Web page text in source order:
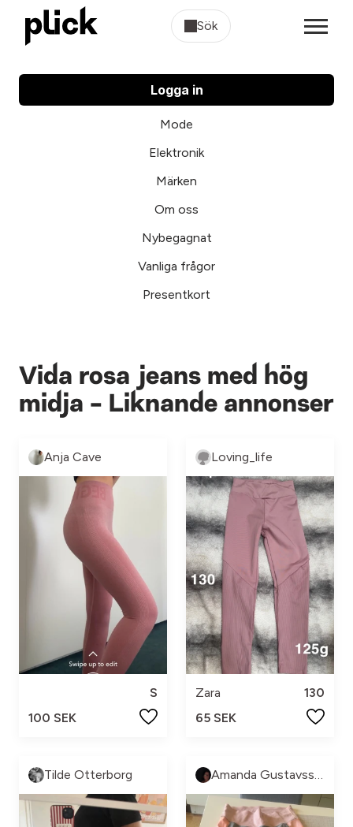
Sök
Logga in
Mode
Elektronik
Märken
Om oss
Nybegagnat
Vanliga frågor
Presentkort
Vida rosa jeans med hög
midja - Liknande annonser
Anja Cave
S
100 SEK
Loving_life
Zara
130
65 SEK
Tilde Otterborg